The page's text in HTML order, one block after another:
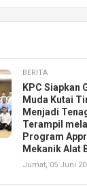
BERITA
KPC Siapkan
Muda Kutai
Menjadi
Terampil
Program
Mekanik Alat
Jumat, 05 Juni